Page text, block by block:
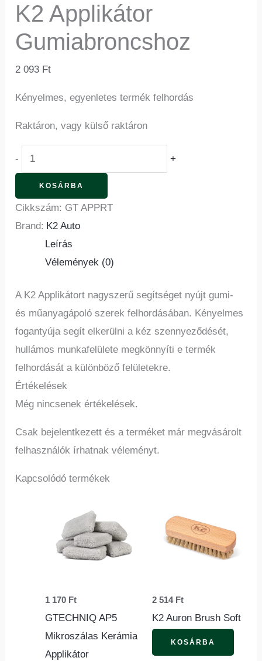
K2 Applikátor
Gumiabroncshoz
2 093 Ft
Kényelmes, egyenletes termék felhordás
Raktáron, vagy külső raktáron
- +
KOSÁRBA
Cikkszám: GT APPRT
Brand: K2 Auto
Leírás
Vélemények (0)
A K2 Applikátort nagyszerű segítséget nyújt gumi-
és műanyagápoló szerek felhordásában. Kényelmes
fogantyúja segít elkerülni a kéz szennyeződését,
hullámos munkafelülete megkönnyíti e termék
felhordását a különböző felületekre.
Értékelések
Még nincsenek értékelések.
Csak bejelentkezett és a terméket már megvásárolt
felhasználók írhatnak véleményt.
Kapcsolódó termékek
1 170 Ft
GTECHNIQ AP5
Mikroszálas Kerámia
Applikátor
2 514 Ft
K2 Auron Brush Soft
KOSÁRBA